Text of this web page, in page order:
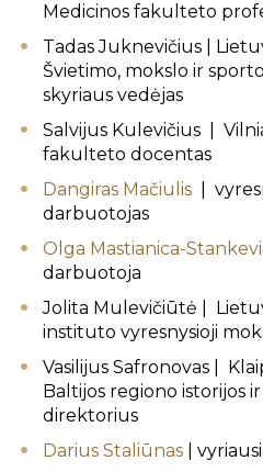
Medicinos fakulteto
Tadas Juknevičius |
Švietimo, mokslo ir
skyriaus vedėjas
Salvijus Kulevičius |
fakulteto docentas
Dangiras Mačiulis |
darbuotojas
Olga Mastianica-
darbuotoja
Jolita Mulevičiūtė |
instituto vyresnysioji
Vasilijus Safronovas |
Baltijos regiono istorijos
direktorius
Darius Staliūnas |